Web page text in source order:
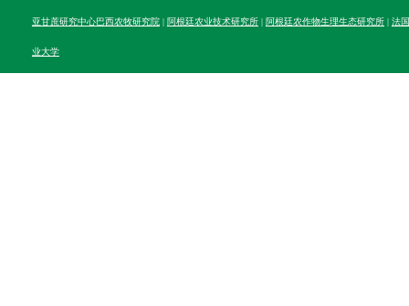
亚甘蔗研究中心巴西农牧研究院| 阿根廷农业技术研究所| 阿根廷农作物生理生态研究所| 法
业大学